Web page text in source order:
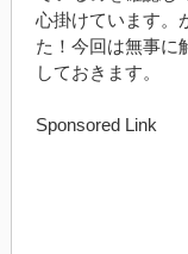
心掛けています。
た！今回は無事に
しておきます。
Sponsored Link